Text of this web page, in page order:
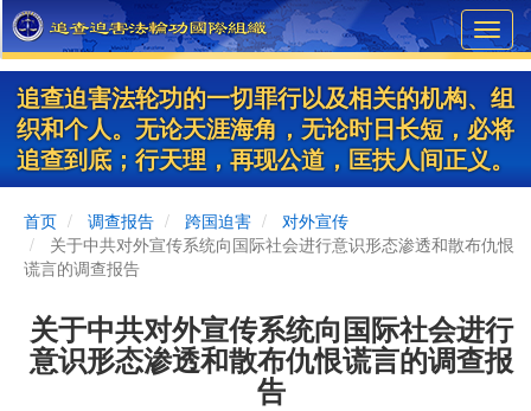
Skip
to
main
content
追查迫害法轮功的一切罪行以及相关的机构、组
织和个人。无论天涯海角，无论时日长短，必将
追查到底；行天理，再现公道，匡扶人间正义。
首页 调查报告 跨国迫害
对外宣传
关于中共对外宣传系统向国际社会进行意识形态渗透和散布仇恨
谎言的调查报告
关于中共对外宣传系统向国际社会进行
意识形态渗透和散布仇恨谎言的调查报
告